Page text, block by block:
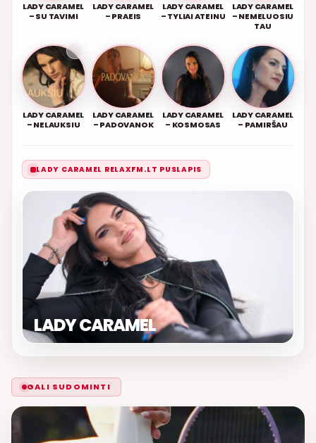
LADY CARAMEL
– SU TAVIMI
LADY CARAMEL
– PRAEIS
LADY CARAMEL
– TYLIAI ATEINU
LADY CARAMEL
– NEMELUOSIU
TAU
LADY CARAMEL
– NELAUKSIU
LADY CARAMEL
– PADOVANOK
LADY CARAMEL
– KOSMOSAS
LADY CARAMEL
– PAMIRŠAU
LADY CARAMEL RELAXFM.LT PUSLAPIS
LADY CARAMEL
GALI SUDOMINTI